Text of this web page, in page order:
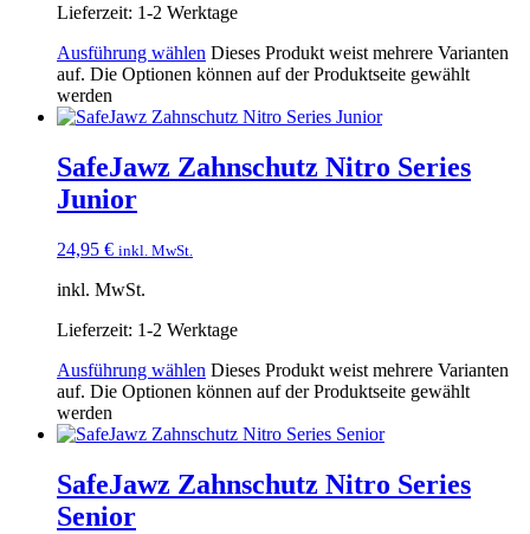
Lieferzeit: 1-2 Werktage
Ausführung wählen Dieses Produkt weist mehrere Varianten
auf. Die Optionen können auf der Produktseite gewählt
werden
SafeJawz Zahnschutz Nitro Series
Junior
24,95 € inkl. MwSt.
inkl. MwSt.
Lieferzeit: 1-2 Werktage
Ausführung wählen Dieses Produkt weist mehrere Varianten
auf. Die Optionen können auf der Produktseite gewählt
werden
SafeJawz Zahnschutz Nitro Series
Senior